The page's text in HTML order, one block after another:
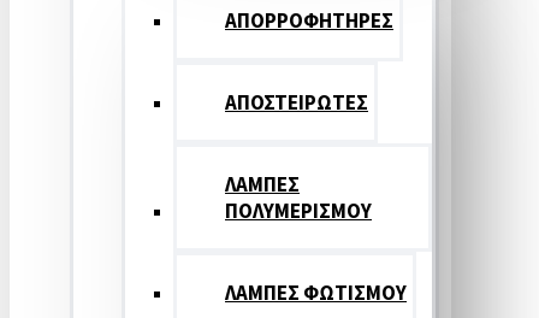
ΑΠΟΡΡΟΦΗΤΗΡΕΣ
ΑΠΟΣΤΕΙΡΩΤΕΣ
ΛΑΜΠΕΣ
ΠΟΛΥΜΕΡΙΣΜΟΥ
ΛΑΜΠΕΣ ΦΩΤΙΣΜΟΥ